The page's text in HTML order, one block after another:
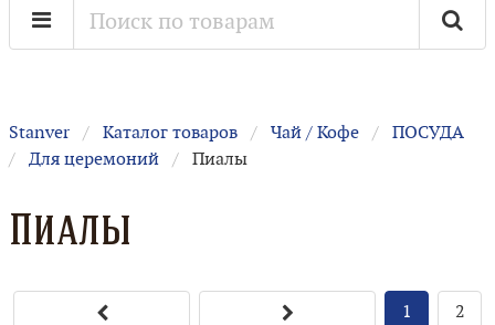
Stanver Каталог товаров Чай / Кофе
ПОСУДА
Для церемоний
Пиалы
Пиалы
1 2